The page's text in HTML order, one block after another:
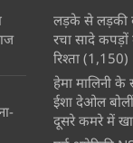
लड़के से लड़की
रचा सादे
रिश्ता (1,150)
हेमा मालिनी के
ईशा देओल
दूसरे कमरे में